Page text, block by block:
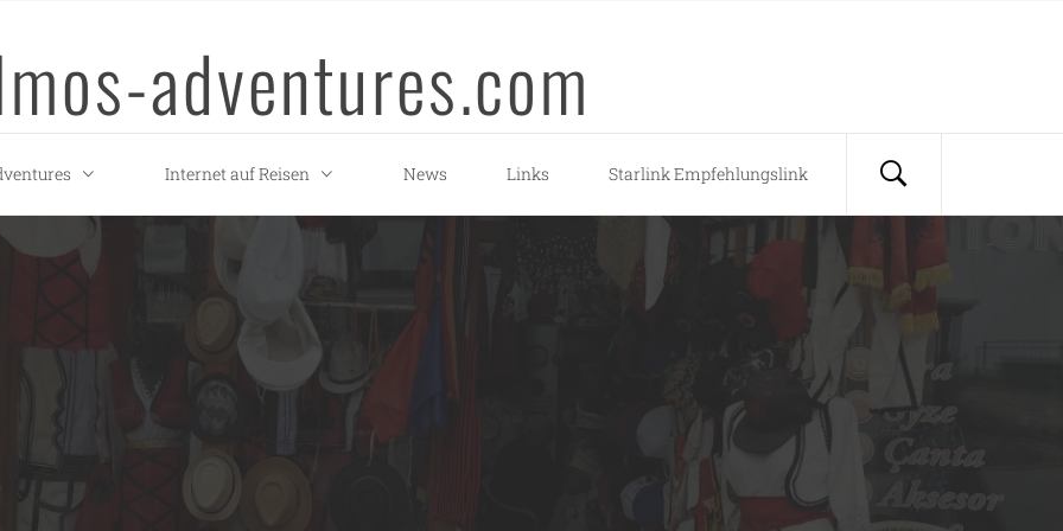
adventures.com
Internet auf Reisen News Links Starlink Empfehlungslink